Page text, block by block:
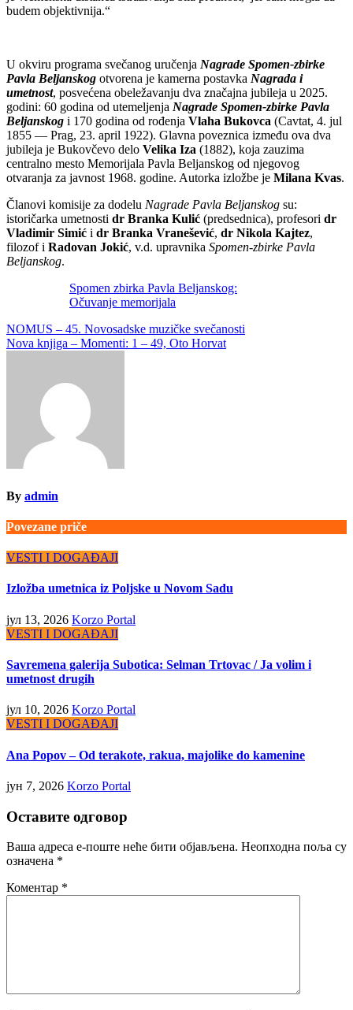
budem objektivnija.“
U okviru programa svečanog uručenja Nagrade Spomen-zbirke
Pavla Beljanskog otvorena je kamerna postavka Nagrada i
umetnost, posvećena obeležavanju dva značajna jubileja u 2025.
godini: 60 godina od utemeljenja Nagrade Spomen-zbirke Pavla
Beljanskog i 170 godina od rođenja Vlaha Bukovca (Cavtat, 4. jul
1855 — Prag, 23. april 1922). Glavna poveznica između ova dva
jubileja je Bukovčevo delo Velika Iza (1882), koja zauzima
centralno mesto Memorijala Pavla Beljanskog od njegovog
otvaranja za javnost 1968. godine. Autorka izložbe je Milana Kvas.
Članovi komisije za dodelu Nagrade Pavla Beljanskog su:
istoričarka umetnosti dr Branka Kulić (predsednica), profesori dr
Vladimir Simić i dr Branka Vranešević, dr Nikola Kajtez,
filozof i Radovan Jokić, v.d. upravnika Spomen-zbirke Pavla
Beljanskog.
Spomen zbirka Pavla Beljanskog:
Očuvanje memorijala
Кретање
чланка
NOMUS – 45. Novosadske muzičke svečanosti
Nova knjiga – Momenti: 1 – 49, Oto Horvat
By admin
Povezane priče
VESTI I DOGAĐAJI
Izložba umetnica iz Poljske u Novom Sadu
јул 13, 2026 Korzo Portal
VESTI I DOGAĐAJI
Savremena galerija Subotica: Selman Trtovac / Ja volim i
umetnost drugih
јул 10, 2026 Korzo Portal
VESTI I DOGAĐAJI
Ana Popov – Od terakote, rakua, majolike do kamenine
јун 7, 2026 Korzo Portal
Оставите одговор
Ваша адреса е-поште неће бити објављена. Неопходна поља су
означена *
Коментар *